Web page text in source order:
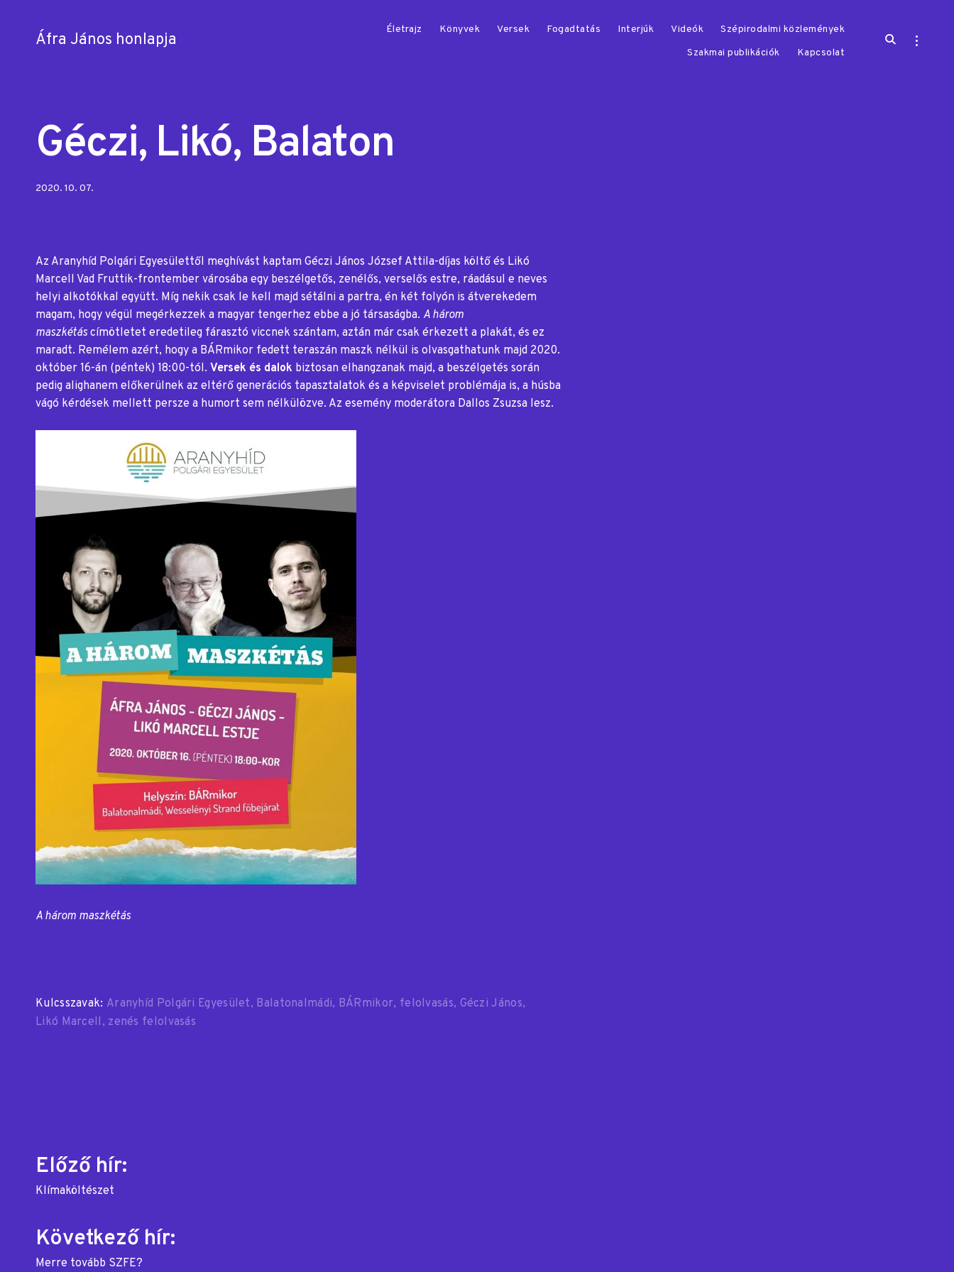
Áfra János honlapja
Életrajz Könyvek Versek Fogadtatás Interjúk Videók
Szépirodalmi közlemények
Szakmai publikációk
Kapcsolat
open
open
Géczi, Likó, Balaton
Posted
2020. 10. 07.
Az Aranyhíd Polgári Egyesülettől meghívást kaptam Géczi János József Attila-díjas költő és Likó
Marcell Vad Fruttik-frontember városába egy beszélgetős, zenélős, verselős estre, ráadásul e neves
helyi alkotókkal együtt. Míg nekik csak le kell majd sétálni a partra, én két folyón is átverekedem
magam, hogy végül megérkezzek a magyar tengerhez ebbe a jó társaságba. A három
maszkétáscímötletet eredetileg fárasztó viccnek szántam, aztán már csak érkezett a plakát, és ez
maradt. Remélem azért, hogy a BÁRmikor fedett teraszán maszk nélkül is olvasgathatunk majd 2020.
október 16-án (péntek) 18:00-tól. Versek és dalok biztosan elhangzanak majd, a beszélgetés során
pedig alighanem előkerülnek az eltérő generációs tapasztalatok és a képviselet problémája is, a húsba
vágó kérdések mellett persze a humort sem nélkülözve. Az esemény moderátora Dallos Zsuzsa lesz.
A három maszkétás
Kulcsszavak: Aranyhíd Polgári Egyesület Balatonalmádi BÁRmikor felolvasás Géczi János
Likó Marcell zenés felolvasás
Bejegyzés
navigáció
Előző hír:
Klímaköltészet
Következő hír:
Merre tovább SZFE?